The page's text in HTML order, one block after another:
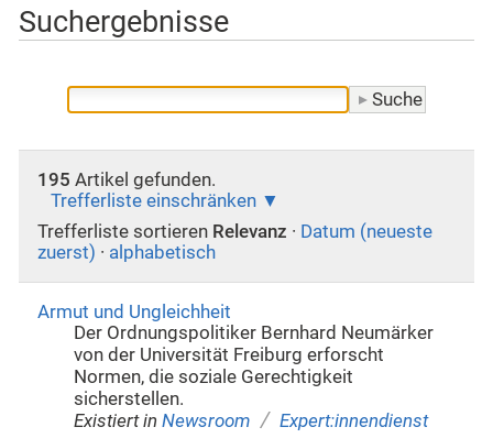
Suchergebnisse
195 Artikel gefunden.
Trefferliste einschränken
Trefferliste sortieren Relevanz · Datum (neueste
zuerst) · alphabetisch
Armut und Ungleichheit
Der Ordnungspolitiker Bernhard Neumärker
von der Universität Freiburg erforscht
Normen, die soziale Gerechtigkeit
sicherstellen.
Existiert in Newsroom / Expert:innendienst